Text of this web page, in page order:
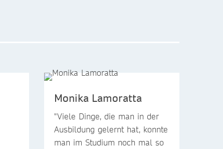
Monika Lamoratta
"Viele Dinge, die man in der
Ausbildung gelernt hat, konnte
man im Studium noch mal so